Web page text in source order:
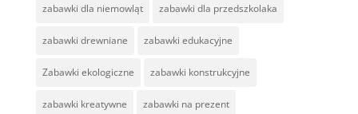
zabawki dla niemowląt zabawki dla przedszkolaka
zabawki drewniane zabawki edukacyjne
Zabawki ekologiczne zabawki konstrukcyjne
zabawki kreatywne zabawki na prezent